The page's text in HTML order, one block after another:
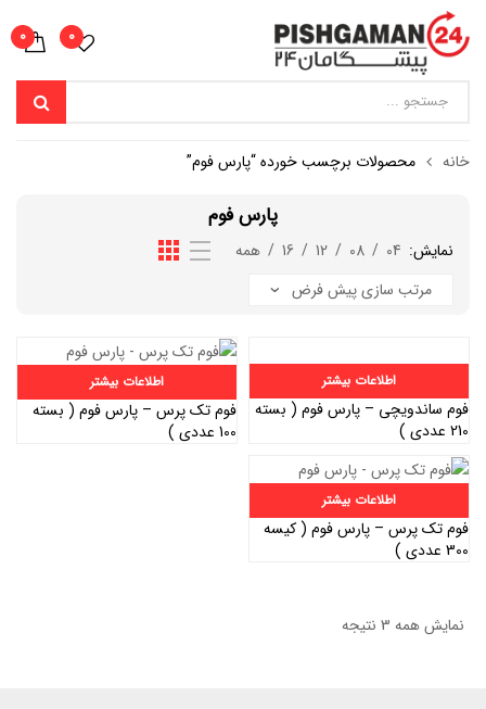
0
0
خانه محصولات برچسب خورده “پارس فوم”
پارس فوم
نمایش: 04
/
08
/
12
/
16
/ همه
اطلاعات بیشتر
فوم ساندویچی – پارس فوم ( بسته
210 عددی )
اطلاعات بیشتر
فوم تک پرس – پارس فوم ( بسته
100 عددی )
اطلاعات بیشتر
فوم تک پرس – پارس فوم ( کیسه
300 عددی )
نمایش همه 3 نتیجه